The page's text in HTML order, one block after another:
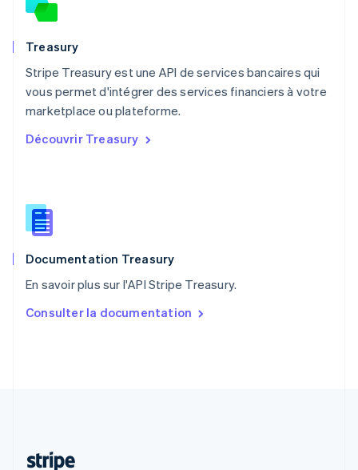
Treasury
Stripe Treasury est une API de services bancaires qui
vous permet d'intégrer des services financiers à votre
marketplace ou plateforme.
Découvrir Treasury
Documentation Treasury
En savoir plus sur l'API Stripe Treasury.
Consulter la documentation
Nouvelle-Zélande
English
Pays-Bas
Nederlands
Pologne
English
Portugal
Português English
R.A.S. de Hong Kong, Chine
Roumanie
English
Royaume-Uni
English
English简体中文
English